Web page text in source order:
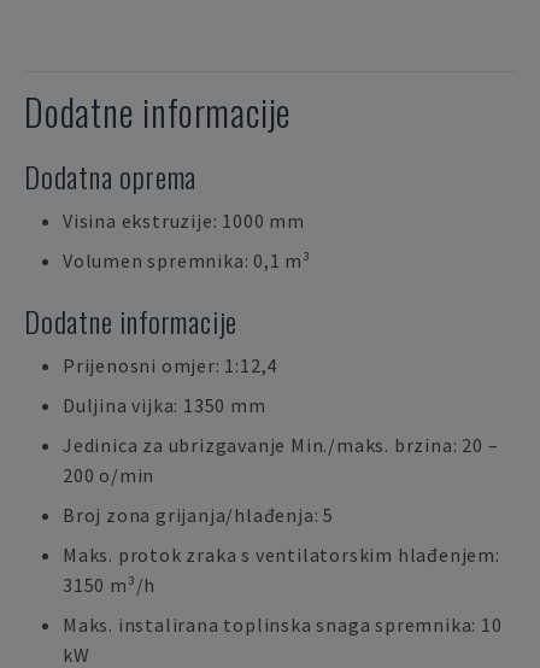
Dodatne informacije
Dodatna oprema
Visina ekstruzije: 1000 mm
Volumen spremnika: 0,1 m³
Dodatne informacije
Prijenosni omjer: 1:12,4
Duljina vijka: 1350 mm
Jedinica za ubrizgavanje Min./maks. brzina: 20 –
200 o/min
Broj zona grijanja/hlađenja: 5
Maks. protok zraka s ventilatorskim hlađenjem:
3150 m³/h
Maks. instalirana toplinska snaga spremnika: 10
kW